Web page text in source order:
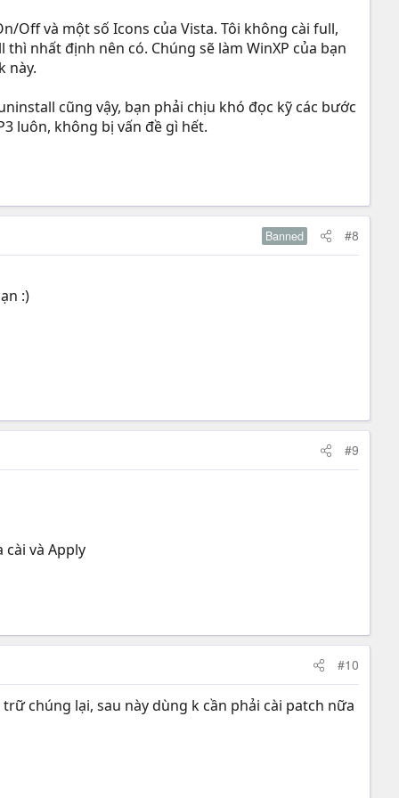
Off và một số Icons của Vista. Tôi không cài full,
nhất định nên có. Chúng sẽ làm WinXP của bạn
này.
cũng vậy, bạn phải chịu khó đọc kỹ các bước
luôn, không bị vấn đề gì hết.
Banned #8
:)
#9
và Apply
#10
chúng lại, sau này dùng k cần phải cài patch nữa